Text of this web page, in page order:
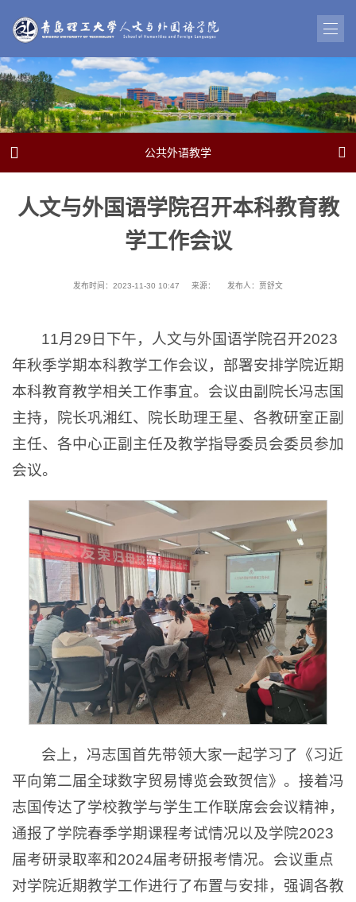
 公共外语教学 
人文与外国语学院召开本科教育教
学工作会议
发布时间：2023-11-30 10:47 来源： 发布人：贾舒文
11月29日下午，人文与外国语学院召开2023
年秋季学期本科教学工作会议，部署安排学院近期
本科教育教学相关工作事宜。会议由副院长冯志国
主持，院长巩湘红、院长助理王星、各教研室正副
主任、各中心正副主任及教学指导委员会委员参加
会议。
会上，冯志国首先带领大家一起学习了《习近
平向第二届全球数字贸易博览会致贺信》。接着冯
志国传达了学校教学与学生工作联席会会议精神，
通报了学院春季学期课程考试情况以及学院2023
届考研录取率和2024届考研报考情况。会议重点
对学院近期教学工作进行了布置与安排，强调各教